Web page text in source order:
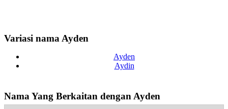
Variasi nama Ayden
Ayden
Aydin
Nama Yang Berkaitan dengan Ayden